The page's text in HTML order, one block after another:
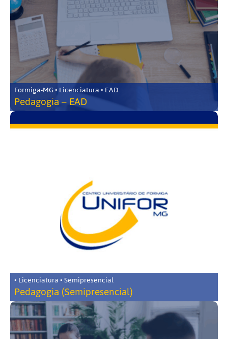
Formiga-MG • Licenciatura • EAD
Pedagogia – EAD
• Licenciatura • Semipresencial
Pedagogia (Semipresencial)